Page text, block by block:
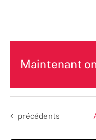
Maintenant
une
date.
Évènements
précédents